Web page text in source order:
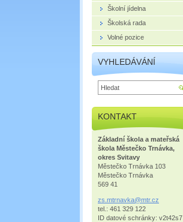
Školní jídelna
Školská rada
Volné pozice
VYHLEDÁVÁNÍ
KONTAKT
Základní škola a mateřská
škola Městečko Trnávka,
okres Svitavy
Městečko Trnávka 103
Městečko Trnávka
569 41
zs.mtrnavka@mtr.cz
tel.: 461 329 122
ID datové schránky: v2t42s7